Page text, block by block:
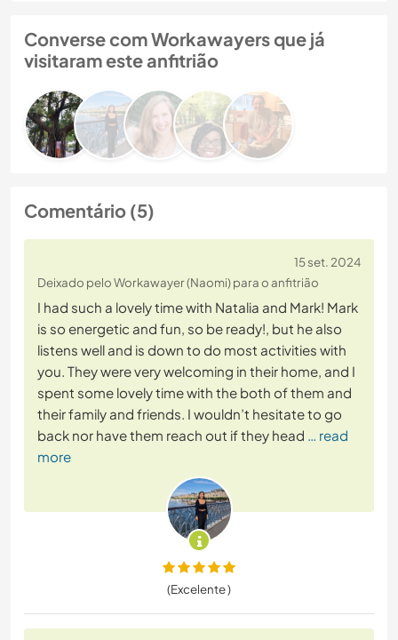
Converse com Workawayers que já
visitaram este anfitrião
Comentário (5)
15 set. 2024
Deixado pelo Workawayer (Naomi) para o anfitrião
I had such a lovely time with Natalia and Mark! Mark
is so energetic and fun, so be ready!, but he also
listens well and is down to do most activities with
you. They were very welcoming in their home, and I
spent some lovely time with the both of them and
their family and friends. I wouldn’t hesitate to go
back nor have them reach out if they head … read
more
(Excelente )